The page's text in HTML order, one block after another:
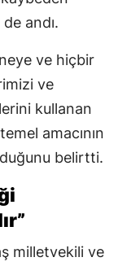
andı.
ve hiçbir
ve
kullanan
amacının
belirtti.
milletvekili ve